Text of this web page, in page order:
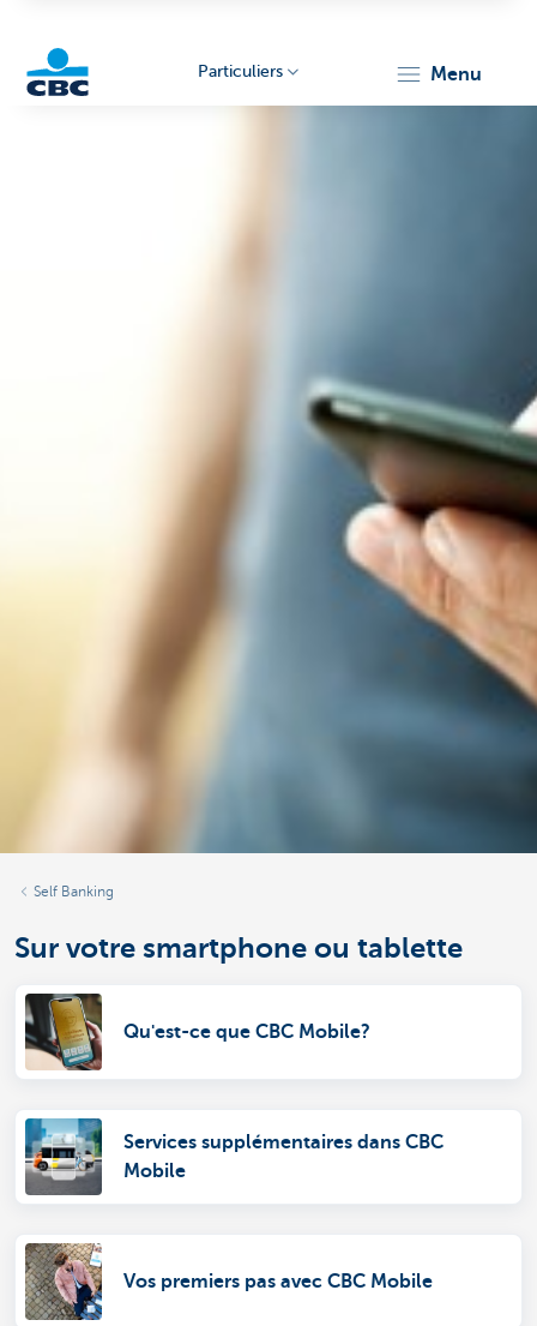
Particuliers menu
Self Banking
Sur votre smartphone ou tablette
Qu'est-ce que CBC Mobile?
Services supplémentaires dans CBC
Mobile
Vos premiers pas avec CBC Mobile